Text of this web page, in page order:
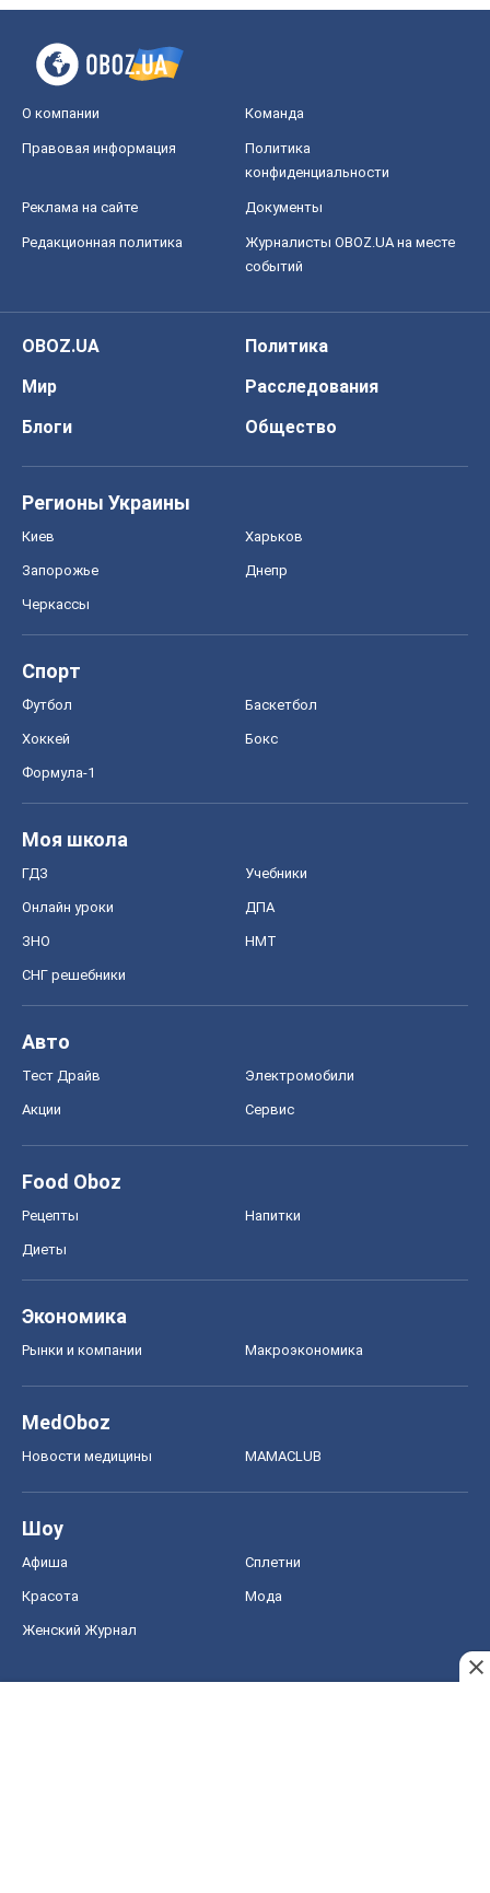
О компании Команда
Правовая информация
Политика
конфиденциальности
Реклама на сайте Документы
Редакционная политика
Журналисты OBOZ.UA на месте
событий
OBOZ.UA
Политика
Мир
Расследования
Блоги
Общество
Регионы Украины
Киев Харьков
Запорожье Днепр
Черкассы
Спорт
Футбол Баскетбол
Хоккей Бокс
Формула-1
Моя школа
ГДЗ Учебники
Онлайн уроки ДПА
ЗНО НМТ
СНГ решебники
Авто
Тест Драйв Электромобили
Акции Сервис
Food Oboz
Рецепты Напитки
Диеты
Экономика
Рынки и компании Mакроэкономика
MedOboz
Новости медицины MAMACLUB
Шоу
Афиша Сплетни
Красота Мода
Женский Журнал